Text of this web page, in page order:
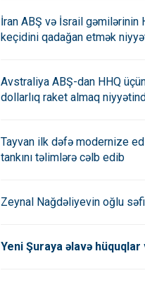
İran ABŞ və İsrail gəmilərinin
keçidini qadağan etmək
Avstraliya ABŞ-dan HHQ
dollarlıq raket almaq
Tayvan ilk dəfə modernize
tankını təlimlərə cəlb edib
Zeynal Nağdəliyevin oğlu
Yeni Şuraya əlavə